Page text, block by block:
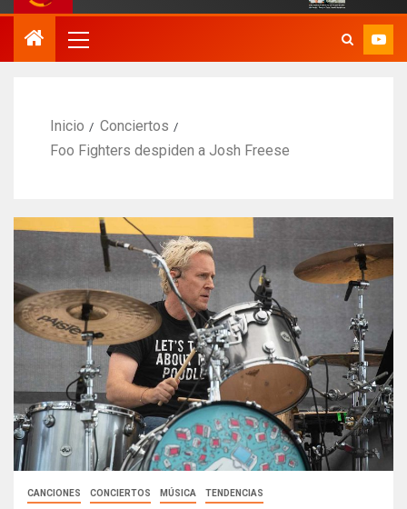
Inicio
Conciertos
Foo Fighters despiden a Josh Freese
CANCIONES CONCIERTOS MÚSICA TENDENCIAS